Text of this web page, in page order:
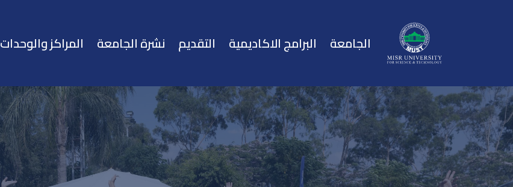
الجامعة البرامج الاكاديمية التقديم نشرة الجامعة المراكز والوحدات